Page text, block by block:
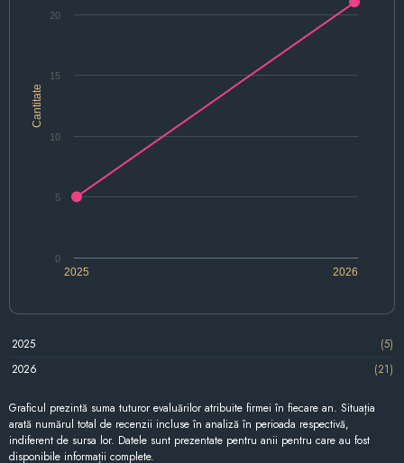
Cantitate
2025 2026
0
5
10
15
20
2025
(5)
2026
(21)
Graficul prezintă suma tuturor evaluărilor atribuite firmei în fiecare an. Situația
arată numărul total de recenzii incluse în analiză în perioada respectivă,
indiferent de sursa lor. Datele sunt prezentate pentru anii pentru care au fost
disponibile informații complete.